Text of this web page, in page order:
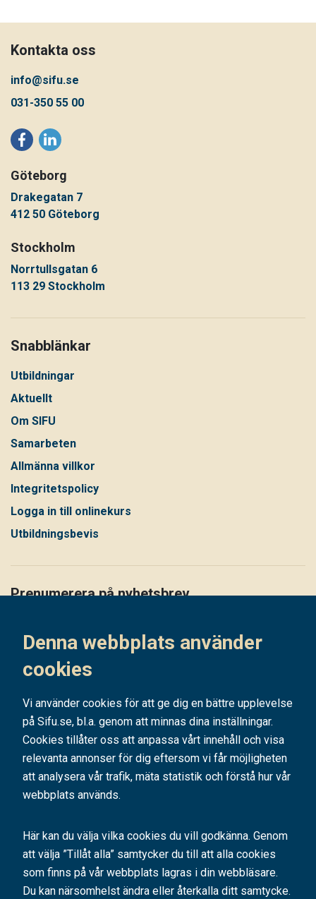
Denna webbplats använder
cookies
Vi använder cookies för att ge dig en bättre upplevelse
på Sifu.se, bl.a. genom att minnas dina inställningar.
Cookies tillåter oss att anpassa vårt innehåll och visa
relevanta annonser för dig eftersom vi får möjligheten
att analysera vår trafik, mäta statistik och förstå hur vår
webbplats används.
Här kan du välja vilka cookies du vill godkänna. Genom
att välja ”Tillåt alla” samtycker du till att alla cookies
som finns på vår webbplats lagras i din webbläsare.
Du kan närsomhelst ändra eller återkalla ditt samtycke.
Kontakta oss
info@sifu.se
031-350 55 00
Göteborg
Drakegatan 7
412 50 Göteborg
Stockholm
Norrtullsgatan 6
113 29 Stockholm
Snabblänkar
Utbildningar
Aktuellt
Om SIFU
Samarbeten
Allmänna villkor
Integritetspolicy
Logga in till onlinekurs
Utbildningsbevis
Prenumerera på nyhetsbrev
Prenumerera
SIFU är ett av Sveriges ledande utbildningsföretag. Med hundratals kurser
och konferenser bidrar vi årligen till tusentals personers
kompetensutveckling.